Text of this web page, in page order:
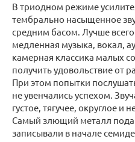
В триодном режиме
тембрально насыщенное
средним басом. Лучше
медленная музыка, вокал,
камерная классика малых
получить удовольствие от
При этом попытки
не увенчались успехом.
густое, тягучее, округлое и
Самый злющий металл
записывали в начале